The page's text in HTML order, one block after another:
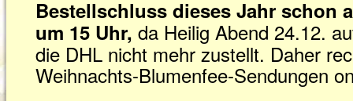
Bestellschluss dieses Jahr schon
um 15 Uhr, da Heilig Abend 24.12.
die DHL nicht mehr zustellt. Daher
Weihnachts-Blumenfee-Sendungen